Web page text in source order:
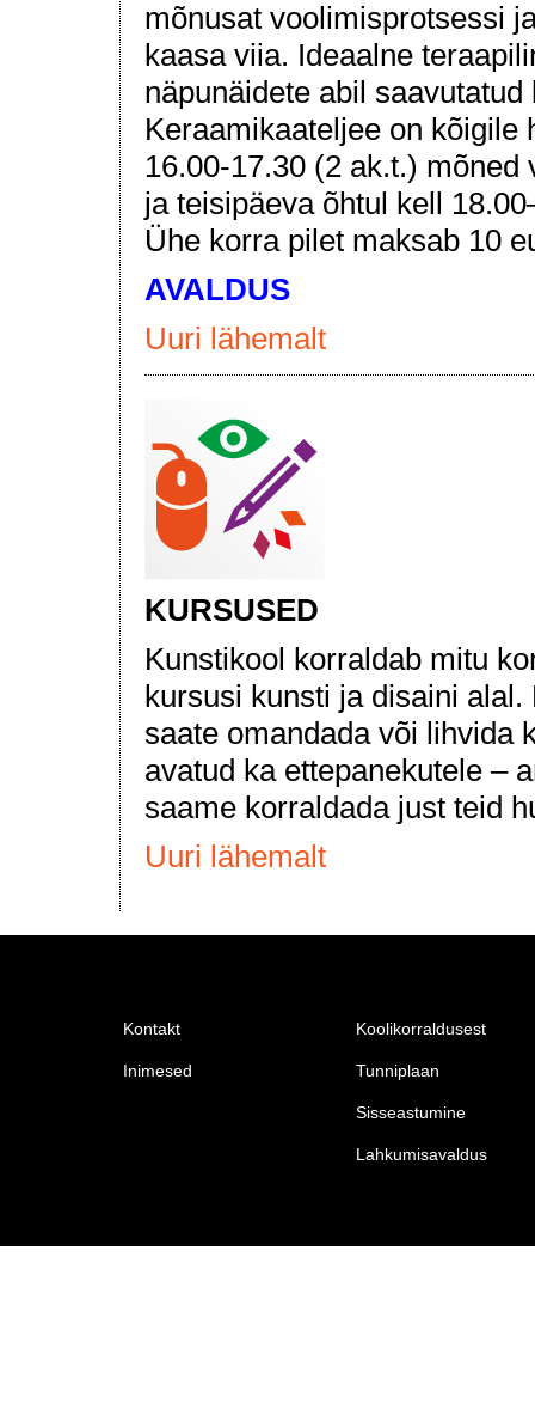
mõnusat voolimisprotsessi
kaasa viia. Ideaalne
näpunäidete abil
Keraamikaateljee on kõigile
16.00-17.30 (2 ak.t.)
ja teisipäeva õhtul kell
Ühe korra pilet maksab 10
AVALDUS
Uuri lähemalt
KURSUSED
Kunstikool korraldab mitu
kursusi kunsti ja disaini
saate omandada või lihvida
avatud ka ettepanekutele –
saame korraldada just teid
Uuri lähemalt
Kontakt
Inimesed
Koolikorraldusest
Tunniplaan
Sisseastumine
Lahkumisavaldus